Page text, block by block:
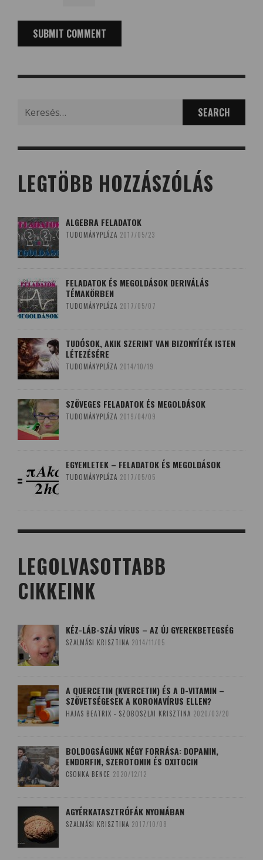
for:
LEGTÖBB HOZZÁSZÓLÁS
ALGEBRA FELADATOK
TUDOMÁNYPLÁZA 2017/05/23
FELADATOK ÉS MEGOLDÁSOK DERIVÁLÁS
TÉMAKÖRBEN
TUDOMÁNYPLÁZA 2017/05/07
TUDÓSOK, AKIK SZERINT VAN BIZONYÍTÉK ISTEN
LÉTEZÉSÉRE
TUDOMÁNYPLÁZA 2014/10/19
SZÖVEGES FELADATOK ÉS MEGOLDÁSOK
TUDOMÁNYPLÁZA 2019/04/09
EGYENLETEK – FELADATOK ÉS MEGOLDÁSOK
TUDOMÁNYPLÁZA 2017/05/05
LEGOLVASOTTABB
CIKKEINK
KÉZ-LÁB-SZÁJ VÍRUS – AZ ÚJ GYEREKBETEGSÉG
SZALMÁSI KRISZTINA 2014/11/05
A QUERCETIN (KVERCETIN) ÉS A D-VITAMIN –
SZÖVETSÉGESEK A KORONAVÍRUS ELLEN?
HAJAS BEATRIX - SZOBOSZLAI KRISZTINA 2020/03/20
BOLDOGSÁGUNK NÉGY FORRÁSA: DOPAMIN,
ENDORFIN, SZEROTONIN ÉS OXITOCIN
CSONKA BENCE 2020/12/12
AGYÉRKATASZTRÓFÁK NYOMÁBAN
SZALMÁSI KRISZTINA 2017/10/08